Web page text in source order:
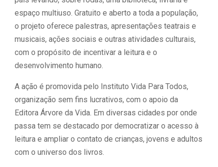
espaço multiuso. Gratuito e aberto a toda a população,
o projeto oferece palestras, apresentações teatrais e
musicais, ações sociais e outras atividades culturais,
com o propósito de incentivar a leitura e o
desenvolvimento humano.
A ação é promovida pelo Instituto Vida Para Todos,
organização sem fins lucrativos, com o apoio da
Editora Árvore da Vida. Em diversas cidades por onde
passa tem se destacado por democratizar o acesso à
leitura e ampliar o contato de crianças, jovens e adultos
com o universo dos livros.